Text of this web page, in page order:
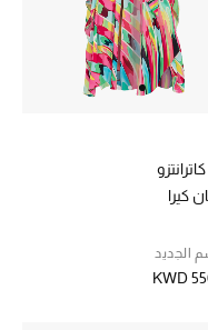
كيرا
الجديد
KWD